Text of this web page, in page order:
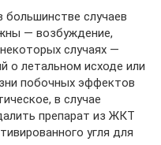
случаев
— возбуждение,
случаях —
о летальном исходе или
побочных эффектов
в случае
препарат из ЖКТ
угля для